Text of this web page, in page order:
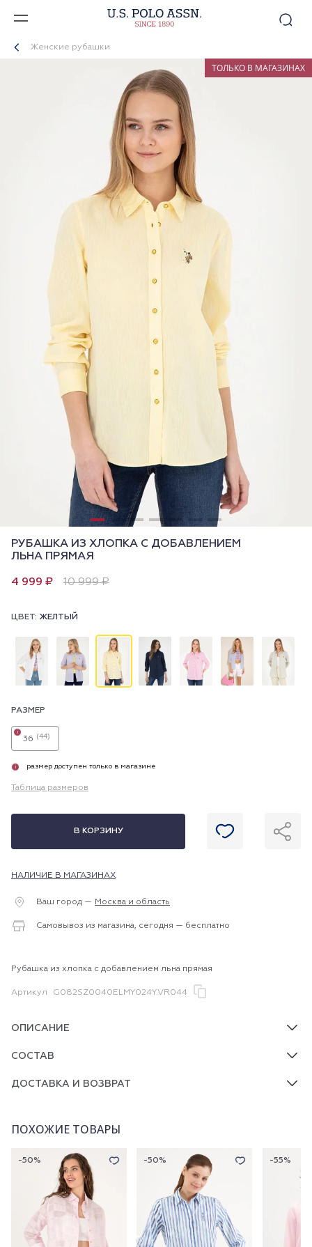
Женские рубашки
ТОЛЬКО В МАГАЗИНАХ
РУБАШКА ИЗ ХЛОПКА С ДОБАВЛЕНИЕМ
ЛЬНА ПРЯМАЯ
4 999 ₽ 10 999 ₽
ЦВЕТ: ЖЕЛТЫЙ
РАЗМЕР
36 (44)
i
i размер доступен только в магазине
Таблица размеров
В КОРЗИНУ
НАЛИЧИЕ В МАГАЗИНАХ
Ваш город — Москва и область
Самовывоз из магазина, сегодня — бесплатно
Рубашка из хлопка с добавлением льна прямая
Артикул G082SZ0040ELMY024Y.VR044
ОПИСАНИЕ
СОСТАВ
ДОСТАВКА И ВОЗВРАТ
ПОХОЖИЕ ТОВАРЫ
-50% -50% -55%